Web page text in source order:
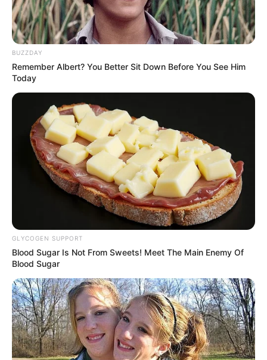
Apa kewarganegaraannya?
Kewarganegaraannya adalah Jepang.
Dengan melewati perjalanan berliku lewat kegagalan dalam
kompetisi, Minami RESCENE kemudian berhasil resmi debut
dengan member RESCENE lainnya.
Tapi kegagalan tersebut juga menjadikannya mendapatkan
pengalaman di dunia hiburan sebagai entertainer.
IDOL GRUP MINAMI MINAMI RESCENE RESCENE
BUZZDAY
Remember Albert? You Better Sit Down Before You See Him
Today
GLYCOGEN SUPPORT
Blood Sugar Is Not From Sweets! Meet The Main Enemy Of
Blood Sugar